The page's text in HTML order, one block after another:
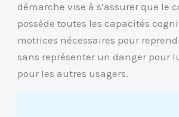
démarche vise à s’assurer que le
possède toutes les capacités
motrices nécessaires pour
sans représenter un danger pour
pour les autres usagers.